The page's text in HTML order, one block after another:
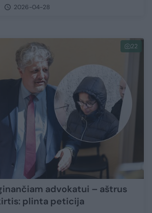
2026-04-28
22
advokatui – aštrus
plinta peticija